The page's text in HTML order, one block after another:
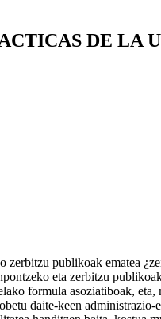
DE
publikoak ematea
eta zerbitzu
formula asoziatiboak,
daite-keen